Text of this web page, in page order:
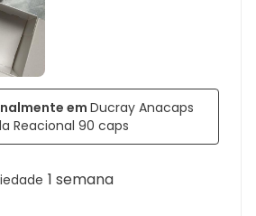
1 semana
em Ducray Anacaps
Reacional 90 caps